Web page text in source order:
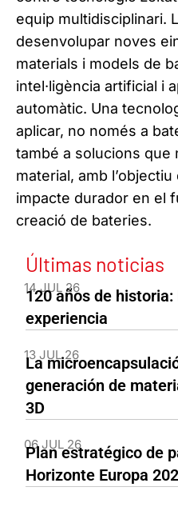
equip multidisciplinari.
desenvolupar noves
materials i models de
intel·ligència artificial i
automàtic. Una
aplicar, no només a
també a solucions que
material, amb
impacte durador en el
creació de bateries.
Últimas noticias
14 JUL 26
120 años de historia:
experiencia
13 JUL 26
La
generación de
3D
06 JUL 26
Plan estratégico de
Horizonte Europa